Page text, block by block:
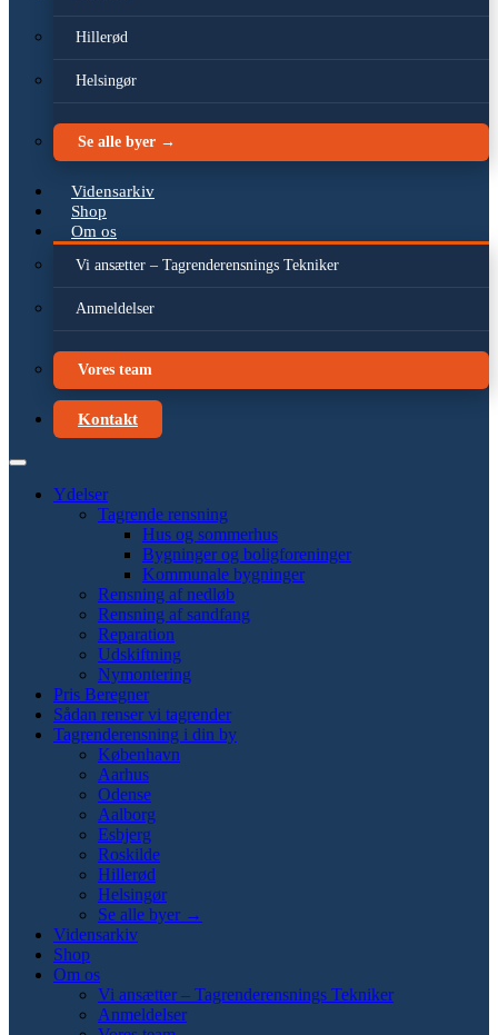
Hillerød
Helsingør
Se alle byer →
Vidensarkiv
Shop
Om os
Vi ansætter – Tagrenderensnings Tekniker
Anmeldelser
Vores team
Kontakt
Ydelser
Tagrende rensning
Hus og sommerhus
Bygninger og boligforeninger
Kommunale bygninger
Rensning af nedløb
Rensning af sandfang
Reparation
Udskiftning
Nymontering
Pris Beregner
Sådan renser vi tagrender
Tagrenderensning i din by
København
Aarhus
Odense
Aalborg
Esbjerg
Roskilde
Hillerød
Helsingør
Se alle byer →
Vidensarkiv
Shop
Om os
Vi ansætter – Tagrenderensnings Tekniker
Anmeldelser